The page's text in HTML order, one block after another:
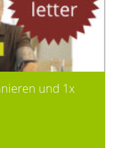
und 1x